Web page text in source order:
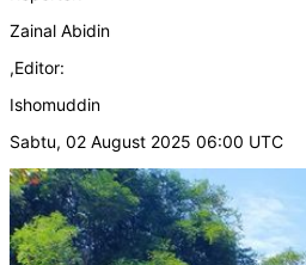
Zainal Abidin
,Editor:
Ishomuddin
Sabtu, 02 August 2025 06:00 UTC